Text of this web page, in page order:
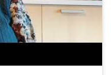
San
Olif, Pian,
Ronchi nei
piocio, Seraiole